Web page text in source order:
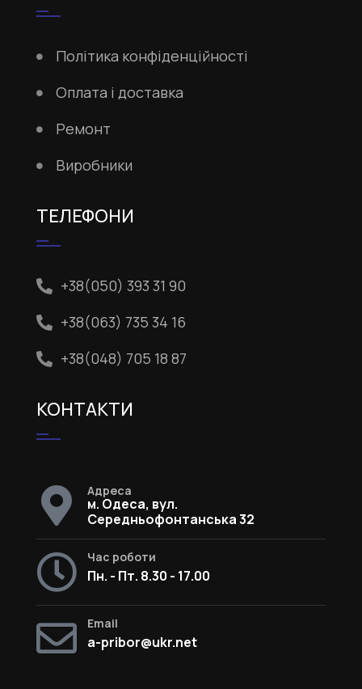
Політика конфіденційності
Оплата і доставка
Ремонт
Виробники
ТЕЛЕФОНИ
+38(050) 393 31 90
+38(063) 735 34 16
+38(048) 705 18 87
КОНТАКТИ
Адреса
м. Одеса, вул.
Середньофонтанська 32
Час роботи
Пн. - Пт. 8.30 - 17.00
Email
a-pribor@ukr.net